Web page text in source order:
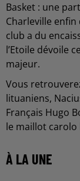
Basket : une
Charleville
club a du
l’Etoile dévoile
majeur.
Vous
lituaniens,
Français Hugo
le maillot carolo
À LA UNE